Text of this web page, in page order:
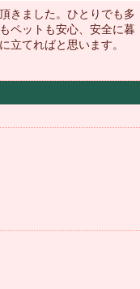
きました。ひとりでも多
ペットも安心、安全に暮
立てればと思います。